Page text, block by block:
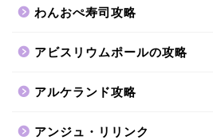
わんおぺ寿司攻略
アビスリウムポールの攻略
アルケランド攻略
アンジュ・リリンク